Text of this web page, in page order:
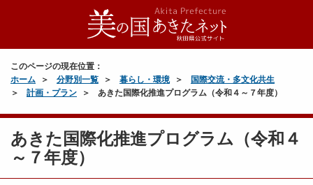
このページの現在位置：
ホーム
分野別一覧 暮らし・環境
国際交流・多文化共生
計画・プラン
あきた国際化推進プログラム（令和４～７年度）
あきた国際化推進プログラム（令和４
～７年度）